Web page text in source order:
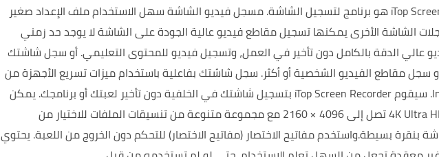
هو برنامج لتسجيل الشاشة.مسجل فيديو الشاشة سهل الاستخدام ملف الإعداد صغير
الشاشة الأخرىيمكنها تسجيل مقاطع فيديو عالية الجودة على الشاشةلا يوجد حد زمني
عالي الدقة بالكامل دون تأخير في العمل، وتسجيل فيديو للمحتوى التعليمي.أو سجل شاشتك
أو سجل مقاطع الفيديو الشخصية أو أكثر. سجل شاشتك بفاعلية باستخدام ميزات تسريع الأجهزة من
سيقوم iTop Screen Recorder بتسجيل شاشتك في الخلفية دون تأخير لعبتك أو برنامجك.
يمكن
تسجيل الألعاب بدقة 4K Ultra HD تصل إلى 4096 × 2160 مع مجموعة متنوعة من تنسيقات الملفات للاختيار من
بنقرة بسيطة.واستخدم مفاتيح الاختصار (مفاتيح الاختصار) للتحكم دون الخروج من اللعبة.يحتوي